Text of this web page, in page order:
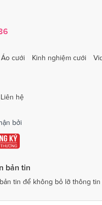
Áo cưới Kinh nghiệm cưới
Liên hệ
bởi
bản tin
tin để không bỏ lỡ thông